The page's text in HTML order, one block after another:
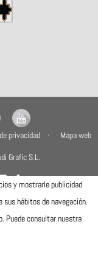
privacidad
Mapa web
Grafic S.L.
y mostrarle publicidad
hábitos de navegación.
Puede consultar nuestra